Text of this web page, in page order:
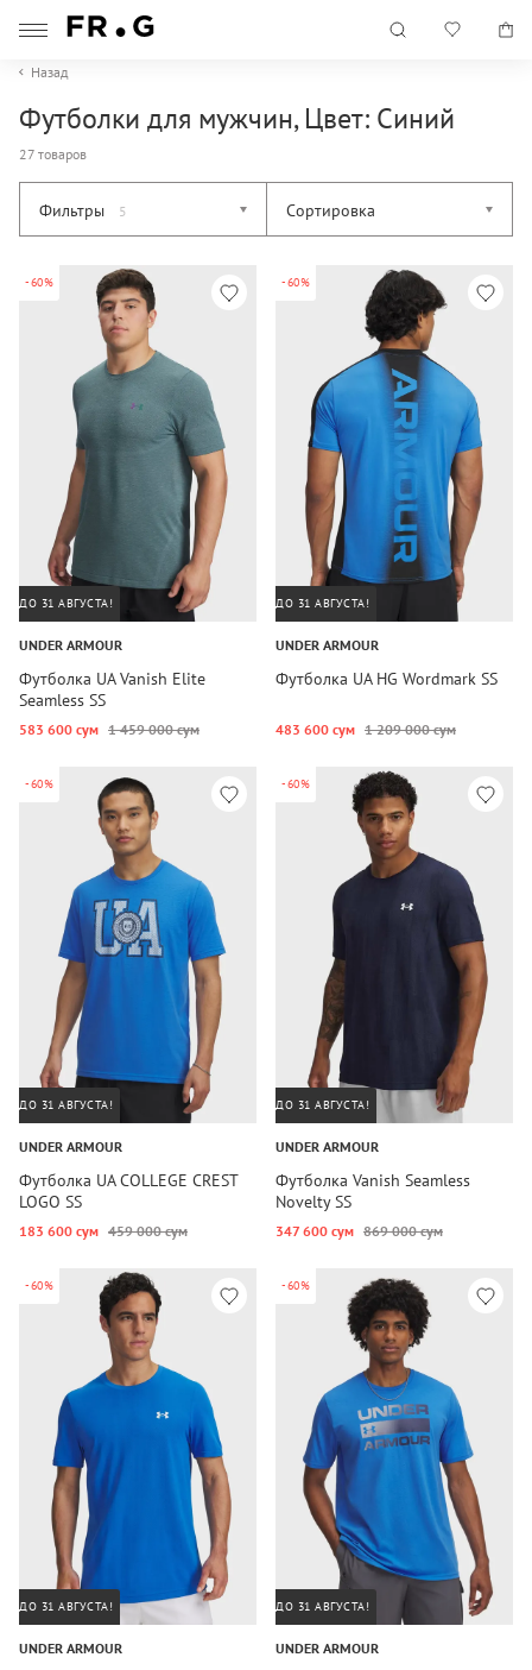
Назад
Футболки для мужчин, Цвет: Синий
27 товаров
Фильтры 5 Сортировка
-60%
ДО 31 АВГУСТА!
UNDER ARMOUR
Футболка UA Vanish Elite
Seamless SS
583 600 сум 1 459 000 сум
-60%
ДО 31 АВГУСТА!
UNDER ARMOUR
Футболка UA HG Wordmark SS
483 600 сум 1 209 000 сум
-60%
ДО 31 АВГУСТА!
UNDER ARMOUR
Футболка UA COLLEGE CREST
LOGO SS
183 600 сум 459 000 сум
-60%
ДО 31 АВГУСТА!
UNDER ARMOUR
Футболка Vanish Seamless
Novelty SS
347 600 сум 869 000 сум
-60%
ДО 31 АВГУСТА!
UNDER ARMOUR
-60%
ДО 31 АВГУСТА!
UNDER ARMOUR